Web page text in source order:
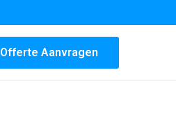
Offerte Aanvragen